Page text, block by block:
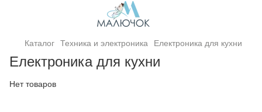
Каталог Техника и электроника Електроника для кухни
Електроника для кухни
Нет товаров